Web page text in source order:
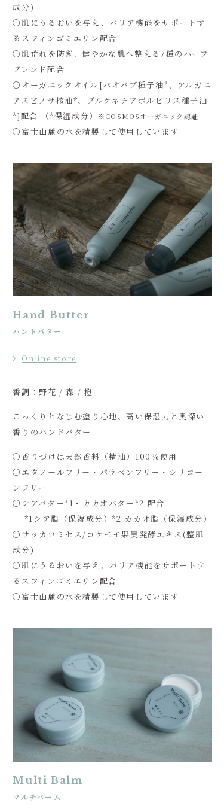
成分)
〇肌にうるおいを与え、バリア機能をサポートす
るスフィンゴミエリン配合
〇肌荒れを防ぎ、健やかな肌へ整える7種のハーブ
ブレンド配合
〇オーガニックオイル[バオバブ種子油*、アルガニ
アスピノサ核油*、プルケネチアボルビリス種子油
*]配合 （*保湿成分）
※COSMOSオーガニック認証
〇富士山麓の水を精製して使用しています
Hand Butter
ハンドバター
Online store
香調：野花 / 森 / 橙
こっくりとなじむ塗り心地、高い保湿力と奥深い
香りのハンドバター
〇香りづけは天然香料（精油）100%使用
〇エタノールフリー・パラベンフリー・シリコー
ンフリー
〇シアバター*1・カカオバター*2 配合
*1シア脂（保湿成分）*2 カカオ脂（保湿成分）
〇サッカロミセス/コケモモ果実発酵エキス(整肌
成分)
〇肌にうるおいを与え、バリア機能をサポートす
るスフィンゴミエリン配合
〇富士山麓の水を精製して使用しています
Multi Balm
マルチバーム